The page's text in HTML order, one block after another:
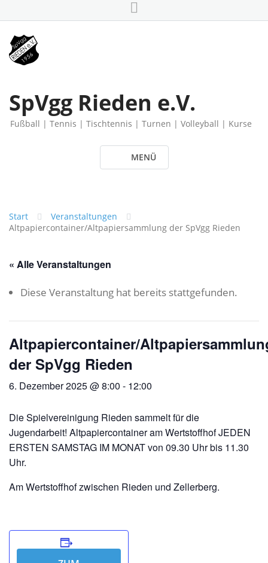
to
content
SpVgg Rieden e.V.
Fußball | Tennis | Tischtennis | Turnen | Volleyball | Kurse
MENÜ
Start
Veranstaltungen
Altpapiercontainer/Altpapiersammlung der SpVgg Rieden
« Alle Veranstaltungen
Diese Veranstaltung hat bereits stattgefunden.
Altpapiercontainer/
der SpVgg Rieden
6. Dezember 2025 @ 8:00 - 12:00
Die Spielvereinigung Rieden sammelt für die
Jugendarbeit! Altpapiercontainer am Wertstoffhof JEDEN
ERSTEN SAMSTAG IM MONAT von 09.30 Uhr bis 11.30
Uhr.
Am Wertstoffhof zwischen Rieden und Zellerberg.